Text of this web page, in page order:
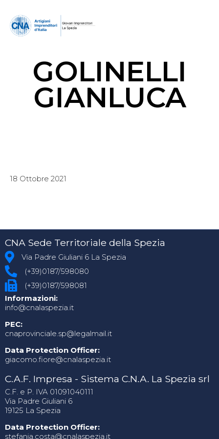
GOLINELLI
GIANLUCA
18 Ottobre 2021
CNA Sede Territoriale della Spezia
Via Padre Giuliani 6 La Spezia
(+39)0187/598080
(+39)0187/598081
Informazioni:
info@cnalaspezia.it
PEC:
cnaprovinciale.sp@legalmail.it
Data Protection Officer:
giacomo.fiore@cnalaspezia.it
C.A.F. Impresa - Sistema C.N.A. La Spezia srl
C.F. e P. IVA 01091040111
Via Padre Giuliani 6
19125 La Spezia
Data Protection Officer:
stefania.costa@cnalaspezia.it